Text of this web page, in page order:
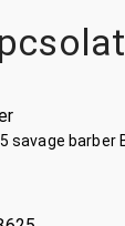
savage barber